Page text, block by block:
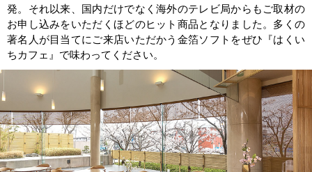
発。それ以来、国内だけでなく海外のテレビ局からもご取材の
お申し込みをいただくほどのヒット商品となりました。多くの
著名人が目当てにご来店いただかう金箔ソフトをぜひ『はくい
ちカフェ』で味わってください。